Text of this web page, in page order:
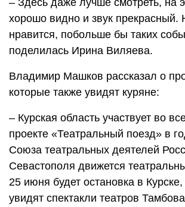
хорошо видно и звук прекрасный.
нравится, побольше бы таких
поделилась Ирина Виляева.
Владимир Машков рассказал о
которые также увидят куряне:
– Курская область участвует во
проекте «Театральный поезд» в
Союза театральных деятелей
Севастополя движется
25 июня будет остановка в Курске,
увидят спектакли театров